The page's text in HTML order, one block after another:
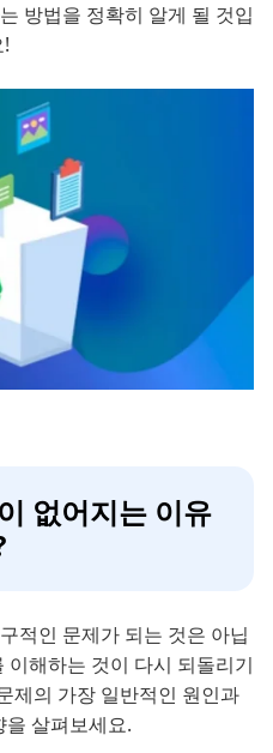
방법을 정확히 알게 될 것입
없어지는 이유
적인 문제가 되는 것은 아닙
해하는 것이 다시 되돌리기
제의 가장 일반적인 원인과
살펴보세요.